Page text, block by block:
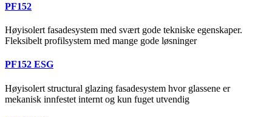
PF152
Høyisolert fasadesystem med svært gode tekniske egenskaper.
Fleksibelt profilsystem med mange gode løsninger
PF152 ESG
Høyisolert structural glazing fasadesystem hvor glassene er
mekanisk innfestet internt og kun fuget utvendig